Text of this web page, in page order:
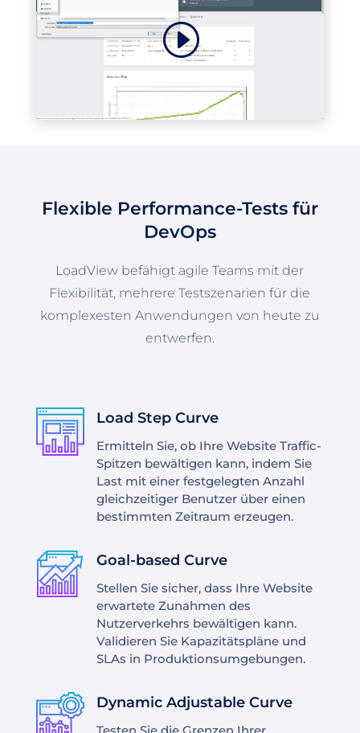
Flexible Performance-Tests für
DevOps
LoadView befähigt agile Teams mit der
Flexibilität, mehrere Testszenarien für die
komplexesten Anwendungen von heute zu
entwerfen.
Load Step Curve
Ermitteln Sie, ob Ihre Website Traffic-
Spitzen bewältigen kann, indem Sie
Last mit einer festgelegten Anzahl
gleichzeitiger Benutzer über einen
bestimmten Zeitraum erzeugen.
Goal-based Curve
Stellen Sie sicher, dass Ihre Website
erwartete Zunahmen des
Nutzerverkehrs bewältigen kann.
Validieren Sie Kapazitätspläne und
SLAs in Produktionsumgebungen.
Dynamic Adjustable Curve